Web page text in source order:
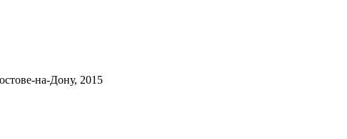
на-Дону, 2015